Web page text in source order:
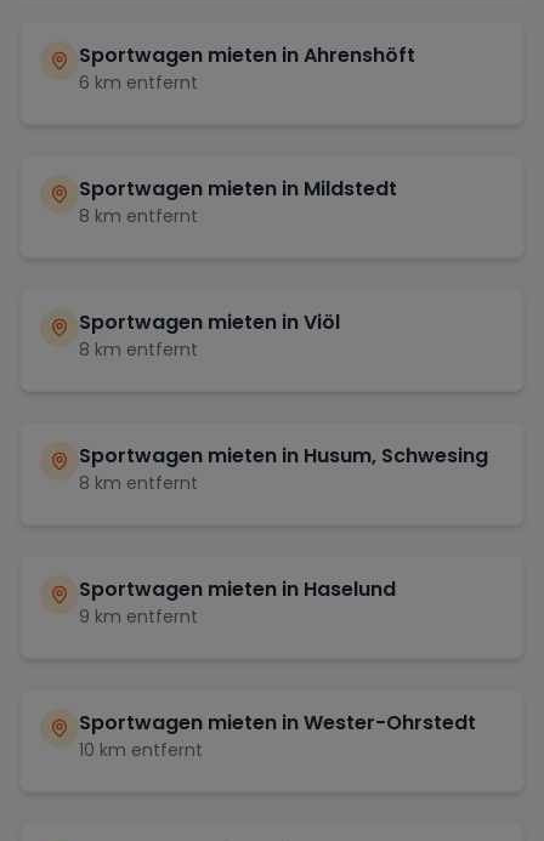
Sportwagen mieten inAhrenshöft
6 km entfernt
Sportwagen mieten in Mildstedt
8 km entfernt
Sportwagen mieten inViöl
8 km entfernt
Sportwagen mieten in Husum, Schwesing
8 km entfernt
Sportwagen mieten in Haselund
9 km entfernt
Sportwagen mieten inWester-Ohrstedt
10 km entfernt